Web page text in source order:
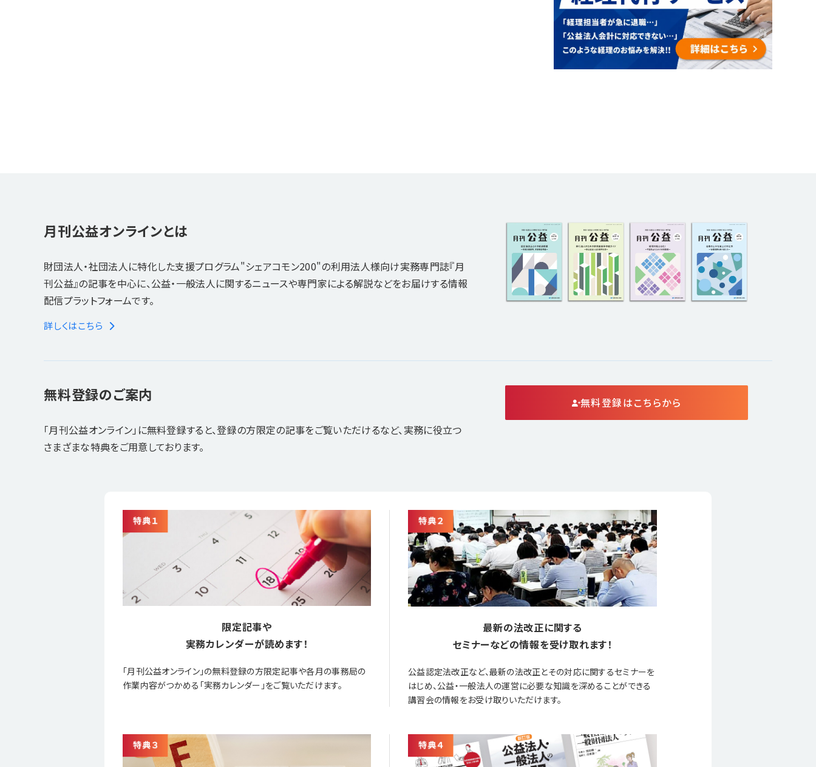
月刊公益オンラインとは
財団法人・社団法人に特化した支援プログラム"シェアコモン200"の利用法人様向け実務専門誌『月
刊公益』の記事を中心に、公益・一般法人に関するニュースや専門家による解説などをお届けする情報
配信プラットフォームです。
詳しくはこちら
無料登録のご案内
「月刊公益オンライン」に無料登録すると、登録の方限定の記事をご覧いただけるなど、実務に役立つ
さまざまな特典をご用意しております。
無料登録はこちらから
限定記事や
実務カレンダーが読めます！
「月刊公益オンライン」の無料登録の方限定記事や各月の事務局の
作業内容がつかめる「実務カレンダー」をご覧いただけます。
最新の法改正に関する
セミナーなどの情報を受け取れます！
公益認定法改正など、最新の法改正とその対応に関するセミナーを
はじめ、公益・一般法人の運営に必要な知識を深めることができる
講習会の情報をお受け取りいただけます。